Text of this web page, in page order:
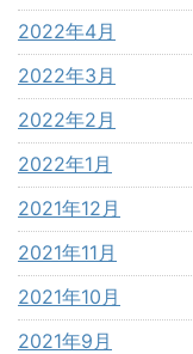
2022年4月
2022年3月
2022年2月
2022年1月
2021年12月
2021年11月
2021年10月
2021年9月